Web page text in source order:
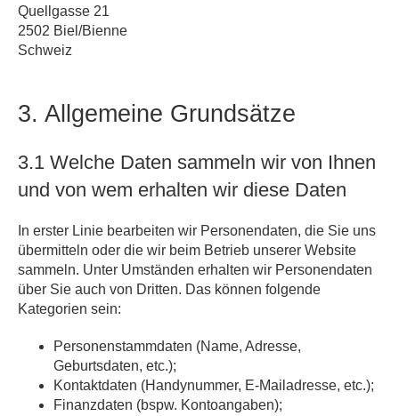
Quellgasse 21
2502 Biel/Bienne
Schweiz
3. Allgemeine Grundsätze
3.1 Welche Daten sammeln wir von Ihnen
und von wem erhalten wir diese Daten
In erster Linie bearbeiten wir Personendaten, die Sie uns
übermitteln oder die wir beim Betrieb unserer Website
sammeln. Unter Umständen erhalten wir Personendaten
über Sie auch von Dritten. Das können folgende
Kategorien sein:
Personenstammdaten (Name, Adresse,
Geburtsdaten, etc.);
Kontaktdaten (Handynummer, E-Mailadresse, etc.);
Finanzdaten (bspw. Kontoangaben);